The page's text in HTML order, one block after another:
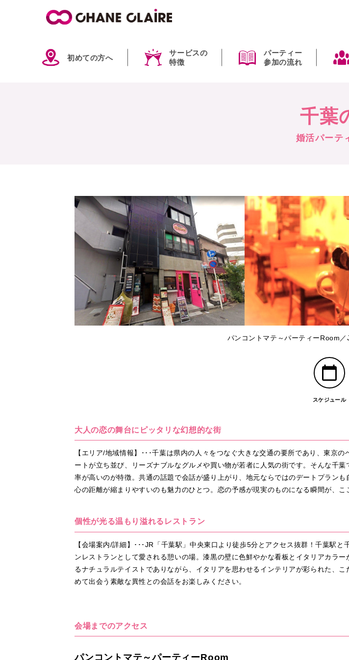
初めての方へ
サービスの
特徴
パーティー
参加の流れ
千葉
婚活パーテ
パンコントマテ～パーティーRoom
スケジュール
大人の恋の舞台にピッタリな幻想的な街
【エリア/地域情報】･･･千葉は県内の人々をつなぐ大きな交通の要所であり、東京
ートが立ち並び、リーズナブルなグルメや買い物が若者に人気の街です。そんな千
率が高いのが特徴。共通の話題で会話が盛り上がり、地元ならではのデートプラン
心の距離が縮まりやすいのも魅力のひとつ。恋の予感が現実のものになる瞬間が、こ
個性が光る温もり溢れるレストラン
【会場案内/詳細】･･･JR「千葉駅」中央東口より徒歩5分とアクセス抜群！千葉駅
ンレストランとして愛される憩いの場。漆黒の壁に色鮮やかな看板とイタリアカラ
るナチュラルテイストでありながら、イタリアを思わせるインテリアが彩られた、
めて出会う素敵な異性との会話をお楽しみください。
会場までのアクセス
パンコントマテ～パーティーRoom